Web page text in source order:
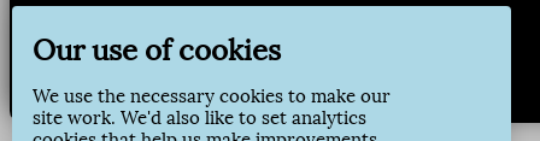
Přihlásit odběr
Our use of cookies
We use the necessary cookies to make our
site work. We'd also like to set analytics